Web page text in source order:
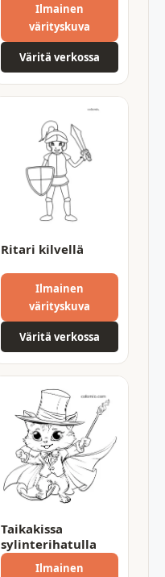
Ilmainen
värityskuva
Väritä verkossa
Ritari kilvellä
Ilmainen
värityskuva
Väritä verkossa
Taikakissa
sylinterihatulla
Ilmainen